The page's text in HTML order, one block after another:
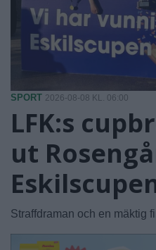
SPORT 2026-08-08 KL. 06:00
LFK:s
ut
Straffdraman och en mäktig